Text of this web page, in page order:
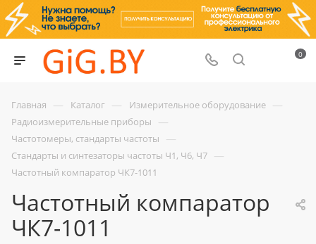
0
Главная — Каталог — Измерительное оборудование —
Радиоизмерительные приборы —
Частотомеры, стандарты частоты —
Стандарты и синтезаторы частоты Ч1, Ч6, Ч7 —
Частотный компаратор ЧК7-1011
Частотный компаратор
ЧК7-1011